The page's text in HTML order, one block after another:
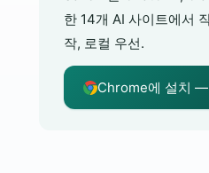
한 14개 AI 사이트에서
작, 로컬 우선.
Chrome에 설치 —